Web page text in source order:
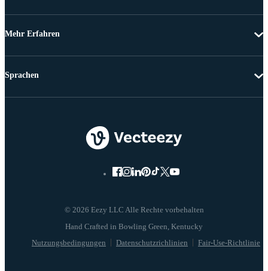
Mehr Erfahren
© 2026 Eezy LLC Alle Rechte vorbehalten
Nutzungsbedingungen Datenschutzrichlinien Fair-Use-Richtlinie
Sprachen